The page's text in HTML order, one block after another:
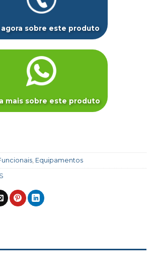
agora sobre este produto
mais sobre este produto
Equipamentos